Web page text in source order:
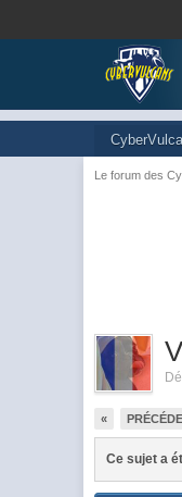
Le forum des
«
Ce sujet a